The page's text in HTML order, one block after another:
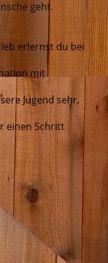
geht.
erlernst du bei
mit
Jugend sehr,
einen Schritt